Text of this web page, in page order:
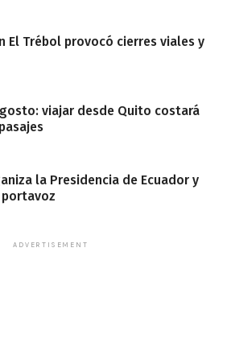
El Trébol provocó cierres viales y
viajar desde Quito costará
la Presidencia de Ecuador y
portavoz
ADVERTISEMENT